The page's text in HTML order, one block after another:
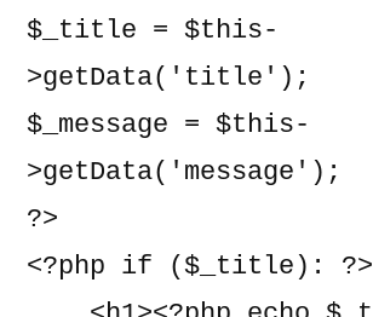
$_title = $this-
>getData('title');
$_message = $this-
>getData('message');
?>
<?php if ($_title): ?>